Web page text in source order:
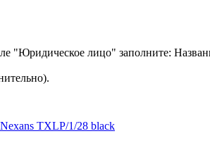
"Юридическое лицо" заполните:
TXLP/1/28 black